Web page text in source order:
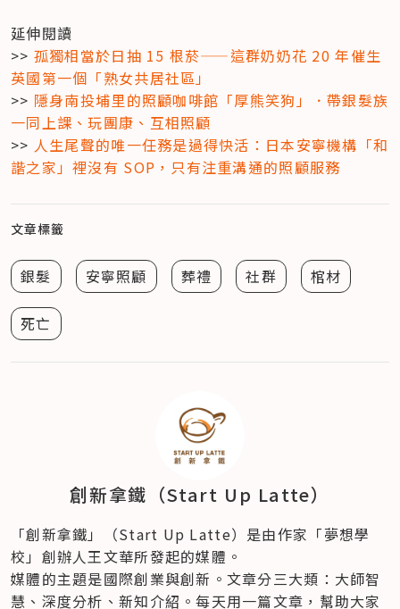
延伸閱讀
>> 孤獨相當於日抽 15 根菸——這群奶奶花 20 年催生
英國第一個「熟女共居社區」
>> 隱身南投埔里的照顧咖啡館「厚熊笑狗」．帶銀髮族
一同上課、玩團康、互相照顧
>> 人生尾聲的唯一任務是過得快活：日本安寧機構「和
諧之家」裡沒有 SOP，只有注重溝通的照顧服務
文章標籤
銀髮 安寧照顧 葬禮 社群 棺材
死亡
創新拿鐵（Start Up Latte）
「創新拿鐵」（Start Up Latte）是由作家「夢想學
校」創辦人王文華所發起的媒體。
媒體的主題是國際創業與創新。文章分三大類：大師智
慧、深度分析、新知介紹。每天用一篇文章，幫助大家